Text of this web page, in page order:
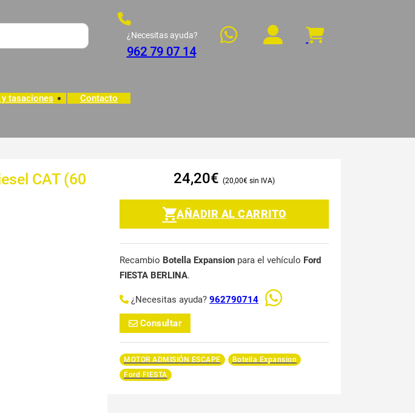
¿Necesitas ayuda?
962 79 07 14
y tasaciones Contacto
CAT (60
24,20€ 20,00€
AÑADIR AL CARRITO
Recambio Botella Expansion para el vehículo Ford
FIESTA BERLINA.
¿Necesitas ayuda? 962790714
Consultar
MOTOR ADMISIÓN ESCAPE
Botella Expansion
Ford FIESTA